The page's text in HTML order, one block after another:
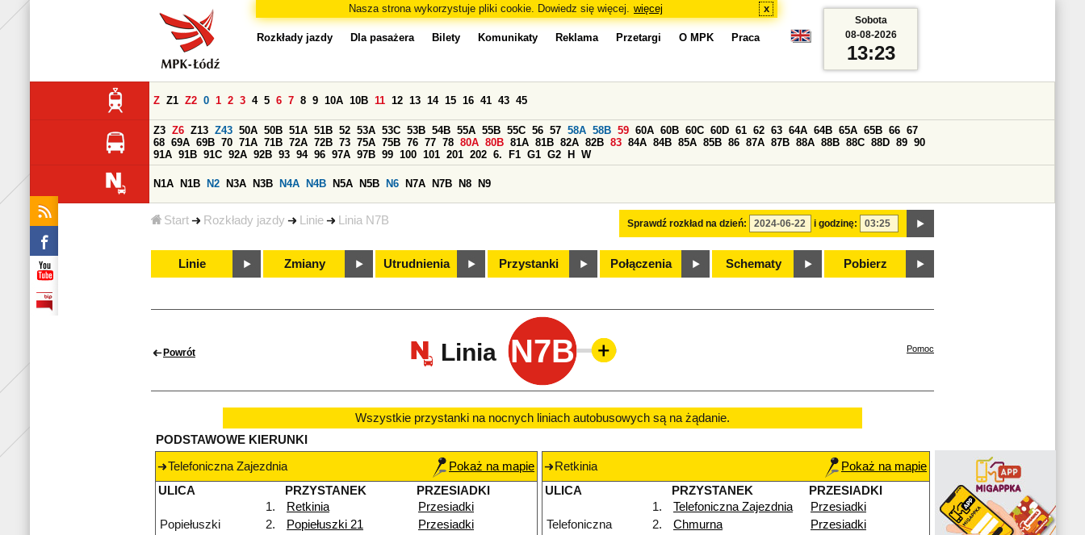
Nasza strona wykorzystuje pliki cookie. Dowiedz się więcej. więcej x
Start Rozkłady jazdy Linie Linia N7B
Rozkłady jazdy Dla pasażera Bilety Komunikaty Reklama Przetargi O MPK Praca
Sprawdź rozkład na dzień: i godzinę:
Z Z1 Z2 0 1 2 3 4 5 6 7 8 9 10A 10B 11 12 13 14 15 16 41 43 45
Z3 Z6 Z13 Z43 50A 50B 51A 51B 52 53A 53C 53B 54B 55A 55B 55C 56 57 58A 58B 59 60A 60B 60C 60D 61 62 63 64A 64B 65A 65B 66 67
68 69A 69B 70 71A 71B 72A 72B 73 75A 75B 76 77 78 80A 80B 81A 81B 82A 82B 83 84A 84B 85A 85B 86 87A 87B 88A 88B 88C 88D 89 90
91A 91B 91C 92A 92B 93 94 96 97A 97B 99 100 101 201 202 6. F1 G1 G2 H W
N1A N1B N2 N3A N3B N4A N4B N5A N5B N6 N7A N7B N8 N9
Linie Zmiany Utrudnienia Przystanki Połączenia Schematy Pobierz
Sobota
08-08-2026
13:23
Powrót Linia N7B Pomoc
Wszystkie przystanki na nocnych liniach autobusowych są na żądanie.
PODSTAWOWE KIERUNKI
Telefoniczna Zajezdnia
Pokaż na mapie
ULICA
PRZYSTANEK
PRZESIADKI
1.
Retkinia
Przesiadki
Popiełuszki
2. Popiełuszki 21
Przesiadki
Retkinia
Pokaż na mapie
ULICA
PRZYSTANEK
PRZESIADKI
1.
Telefoniczna Zajezdnia
Przesiadki
Telefoniczna
2. Chmurna
Przesiadki